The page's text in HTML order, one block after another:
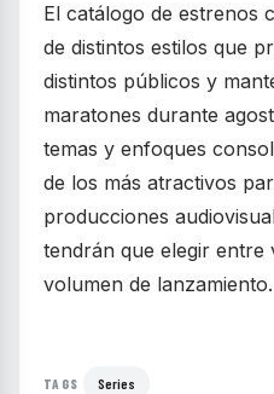
El catálogo de estrenos
de distintos estilos que
distintos públicos y
maratones durante
temas y enfoques
de los más atractivos
producciones
tendrán que elegir entre
volumen de lanzamiento.
TAGS Series